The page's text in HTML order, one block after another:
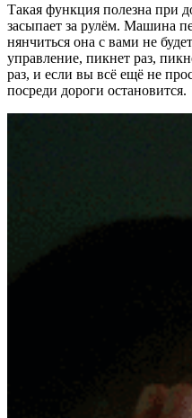
Такая функция полезна при
засыпает за рулём. Машина
нянчиться она с вами не
управление, пикнет раз,
раз, и если вы всё ещё не
посреди дороги остановится.